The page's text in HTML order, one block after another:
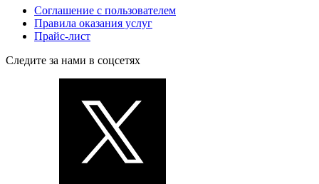
Соглашение с пользователем
Правила оказания услуг
Прайс-лист
Следите за нами в соцсетях